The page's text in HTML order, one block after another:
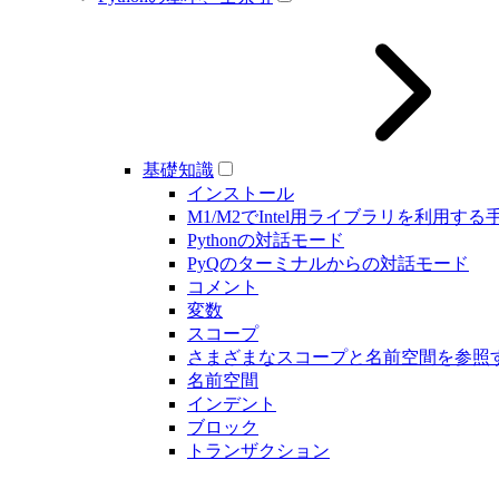
基礎知識
インストール
M1/M2でIntel用ライブラリを利用する
Pythonの対話モード
PyQのターミナルからの対話モード
コメント
変数
スコープ
さまざまなスコープと名前空間を参照
名前空間
インデント
ブロック
トランザクション